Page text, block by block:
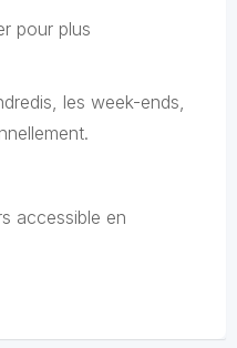
pour plus
les week-ends,
accessible en